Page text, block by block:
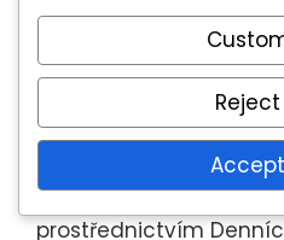
Navíc přístup k
odemčení postav
herní zážitek,
a zkušenosti, které
zajímavou.
Celkově exkluzivní
prostřednictvím
Reject